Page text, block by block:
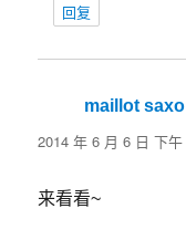
回复
maillot
2014 年 6 月 6 日 下
来看看~